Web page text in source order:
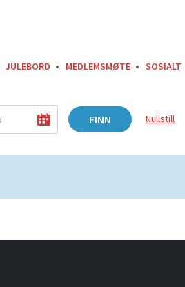
JULEBORD MEDLEMSMØTE SOSIALT
FINN Nullstill